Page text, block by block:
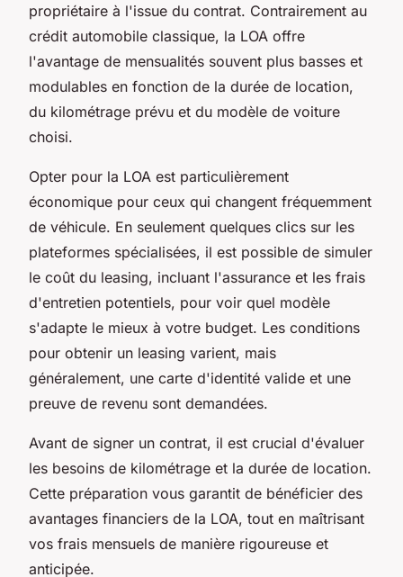
propriétaire à l'issue du contrat. Contrairement au
crédit automobile classique, la LOA offre
l'avantage de mensualités souvent plus basses et
modulables en fonction de la durée de location,
du kilométrage prévu et du modèle de voiture
choisi.
Opter pour la LOA est particulièrement
économique pour ceux qui changent fréquemment
de véhicule. En seulement quelques clics sur les
plateformes spécialisées, il est possible de simuler
le coût du leasing, incluant l'assurance et les frais
d'entretien potentiels, pour voir quel modèle
s'adapte le mieux à votre budget. Les conditions
pour obtenir un leasing varient, mais
généralement, une carte d'identité valide et une
preuve de revenu sont demandées.
Avant de signer un contrat, il est crucial d'évaluer
les besoins de kilométrage et la durée de location.
Cette préparation vous garantit de bénéficier des
avantages financiers de la LOA, tout en maîtrisant
vos frais mensuels de manière rigoureuse et
anticipée.